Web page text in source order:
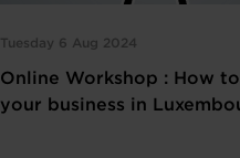
Tuesday 6 Aug 2024
Online Workshop : How
your business in